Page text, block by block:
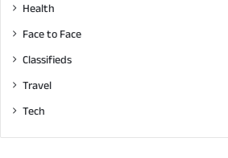
Health
Face to Face
Classifieds
Travel
Tech